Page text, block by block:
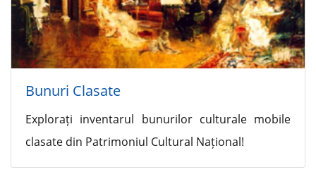
Bunuri Clasate
Explorați inventarul bunurilor culturale mobile
clasate din Patrimoniul Cultural Național!